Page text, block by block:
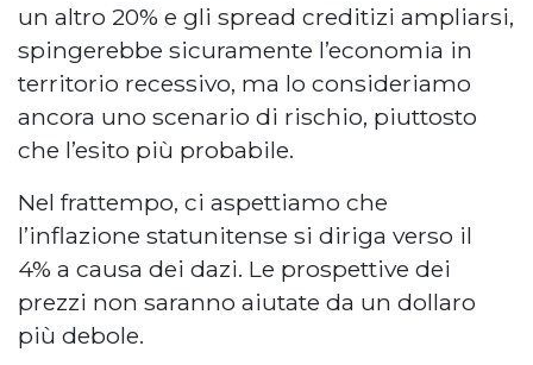
un altro 20% e gli spread creditizi ampliarsi,
spingerebbe sicuramente l’economia in
territorio recessivo, ma lo consideriamo
ancora uno scenario di rischio, piuttosto
che l’esito più probabile.
Nel frattempo, ci aspettiamo che
l’inflazione statunitense si diriga verso il
4% a causa dei dazi. Le prospettive dei
prezzi non saranno aiutate da un dollaro
più debole.